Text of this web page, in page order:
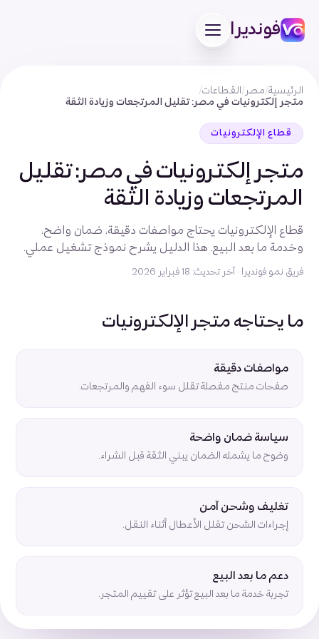
فونديرا
الرئيسية/مصر / القطاعات/
متجر إلكترونيات في مصر: تقليل المرتجعات وزيادة الثقة
قطاع الإلكترونيات
متجر إلكترونيات في مصر: تقليل
المرتجعات وزيادة الثقة
قطاع الإلكترونيات يحتاج مواصفات دقيقة، ضمان واضح،
وخدمة ما بعد البيع. هذا الدليل يشرح نموذج تشغيل عملي.
فريق نمو فونديرا · آخر تحديث: 18 فبراير 2026
ما يحتاجه متجر الإلكترونيات
مواصفات دقيقة
صفحات منتج مفصلة تقلل سوء الفهم والمرتجعات.
سياسة ضمان واضحة
وضوح ما يشمله الضمان يبني الثقة قبل الشراء.
تغليف وشحن آمن
إجراءات الشحن تقلل الأعطال أثناء النقل.
دعم ما بعد البيع
تجربة خدمة ما بعد البيع تؤثر على تقييم المتجر.